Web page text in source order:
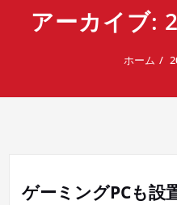
アーカイブ:
ホーム
ゲーミングPCも設